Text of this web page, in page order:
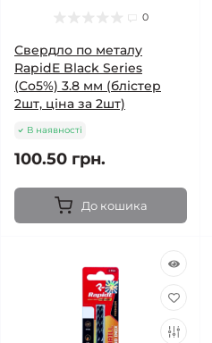
0
Свердло по металу
RapidE Black Series
(Co5%) 3.8 мм (блістер
2шт, ціна за 2шт)
В наявності
100.50 грн.
До кошика